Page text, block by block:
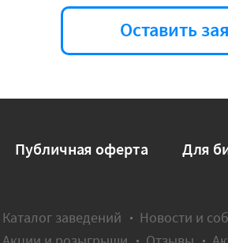
Оставить
Публичная оферта
Для
Каталог заведений
Новости и